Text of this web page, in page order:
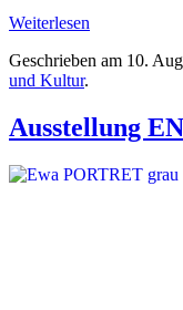
Weiterlesen
Geschrieben am 10.
und Kultur.
Ausstellung